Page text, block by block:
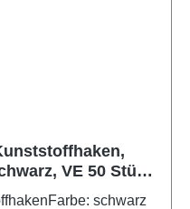
VE 50 Stück
schwarz